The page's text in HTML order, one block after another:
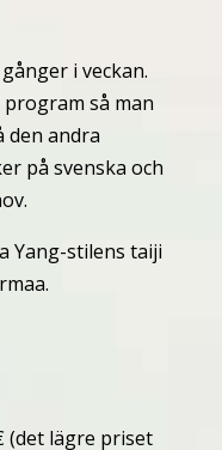
i veckan.
så man
den andra
på svenska och
Yang-stilens taiji
(det lägre priset